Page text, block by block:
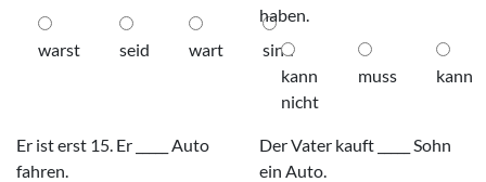
warst seid wart sind
haben.
kann
nicht
muss kann
Er ist erst 15. Er _____ Auto
fahren.
Der Vater kauft _____ Sohn
ein Auto.